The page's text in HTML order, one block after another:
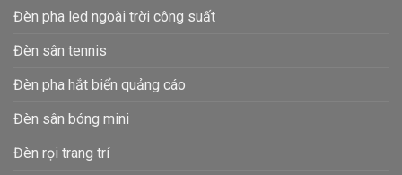
Đèn pha led ngoài trời công suất
Đèn sân tennis
Đèn pha hắt biển quảng cáo
Đèn sân bóng mini
Đèn rọi trang trí